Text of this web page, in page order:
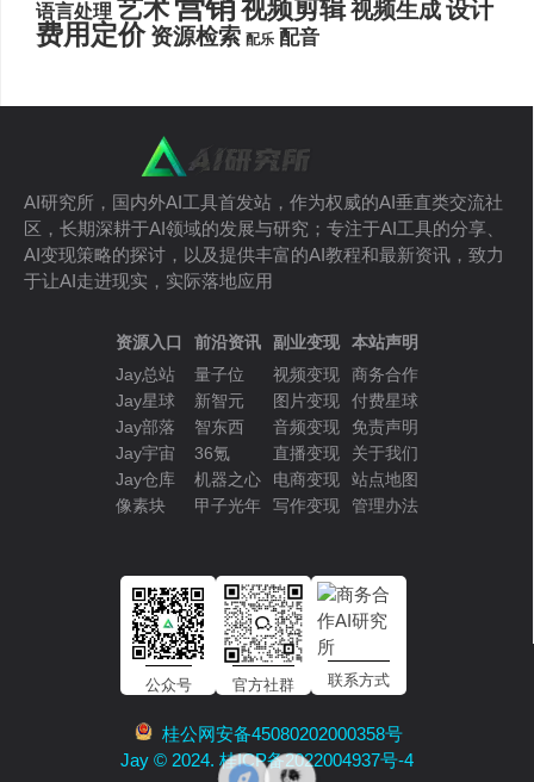
语言处理 艺术营销视频剪辑视频生成设计
费用定价 资源检索 配乐 配音
AI研究所，国内外AI工具首发站，作为权威的AI垂直类交流社
区，长期深耕于AI领域的发展与研究；专注于AI工具的分享、
AI变现策略的探讨，以及提供丰富的AI教程和最新资讯，致力
于让AI走进现实，实际落地应用
资源入口
Jay总站
Jay星球
Jay部落
Jay宇宙
Jay仓库
像素块
前沿资讯
量子位
新智元
智东西
36氪
机器之心
甲子光年
副业变现
视频变现
图片变现
音频变现
直播变现
电商变现
写作变现
本站声明
商务合作
付费星球
免责声明
关于我们
站点地图
管理办法
公众号 官方社群 联系方式
桂公网安备45080202000358号
Jay © 2024. 桂ICP备2022004937号-4